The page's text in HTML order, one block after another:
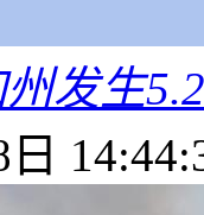
发生